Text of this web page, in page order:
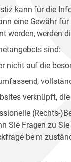
kann für die
eine Gewähr
werden, werden
sind:
nicht auf die
verknüpft,
(Rechts-
Sie Fragen zu
beim